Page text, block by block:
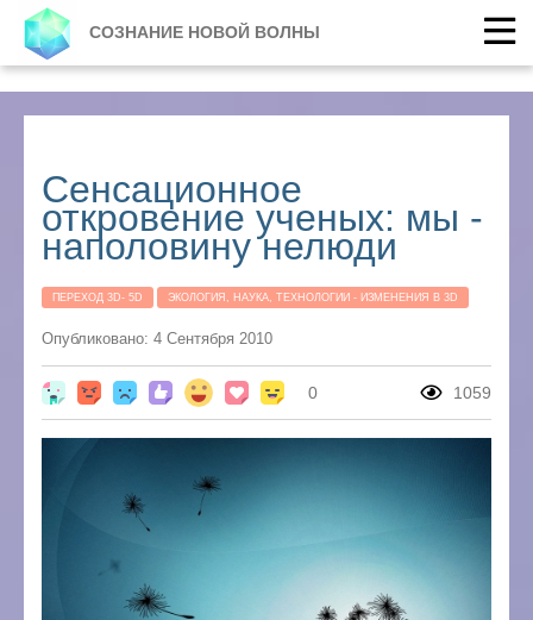
СОЗНАНИЕ НОВОЙ ВОЛНЫ
Сенсационное
откровение ученых: мы -
наполовину нелюди
ПЕРЕХОД 3D- 5D ЭКОЛОГИЯ, НАУКА, ТЕХНОЛОГИИ - ИЗМЕНЕНИЯ В 3D
Опубликовано: 4 Сентября 2010
0 1059